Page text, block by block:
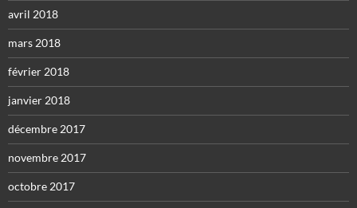
avril 2018
mars 2018
février 2018
janvier 2018
décembre 2017
novembre 2017
octobre 2017